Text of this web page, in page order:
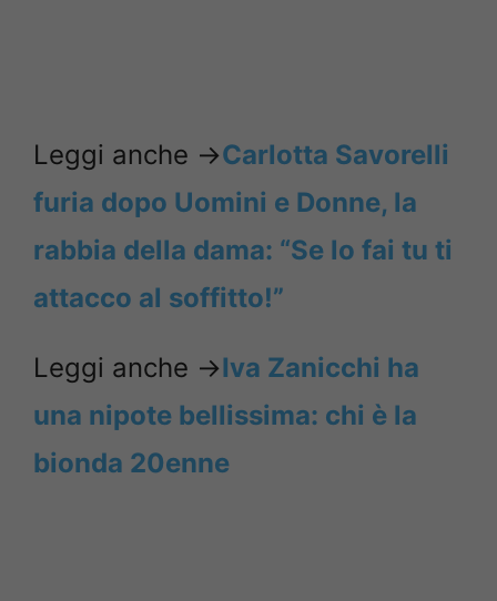
Leggi anche ->Carlotta Savorelli
furia dopo Uomini e Donne, la
rabbia della dama: “Se lo fai tu ti
attacco al soffitto!”
Leggi anche ->Iva Zanicchi ha
una nipote bellissima: chi è la
bionda 20enne